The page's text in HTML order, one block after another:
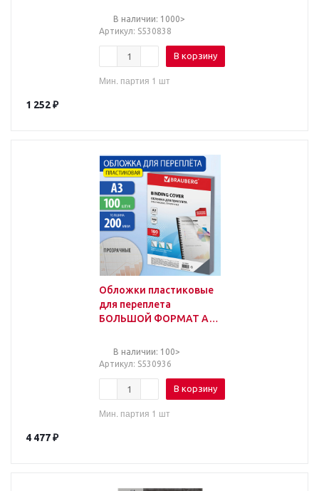
г/м2, белые
В наличии: 1000>
Артикул: S530838
В корзину
Мин. партия 1 шт
1 252₽
Обложки пластиковые
для переплета
БОЛЬШОЙ ФОРМАТ А3,
мкм, прозрачные,
BRAUBERG
В наличии: 100>
Артикул: S530936
В корзину
Мин. партия 1 шт
4 477₽